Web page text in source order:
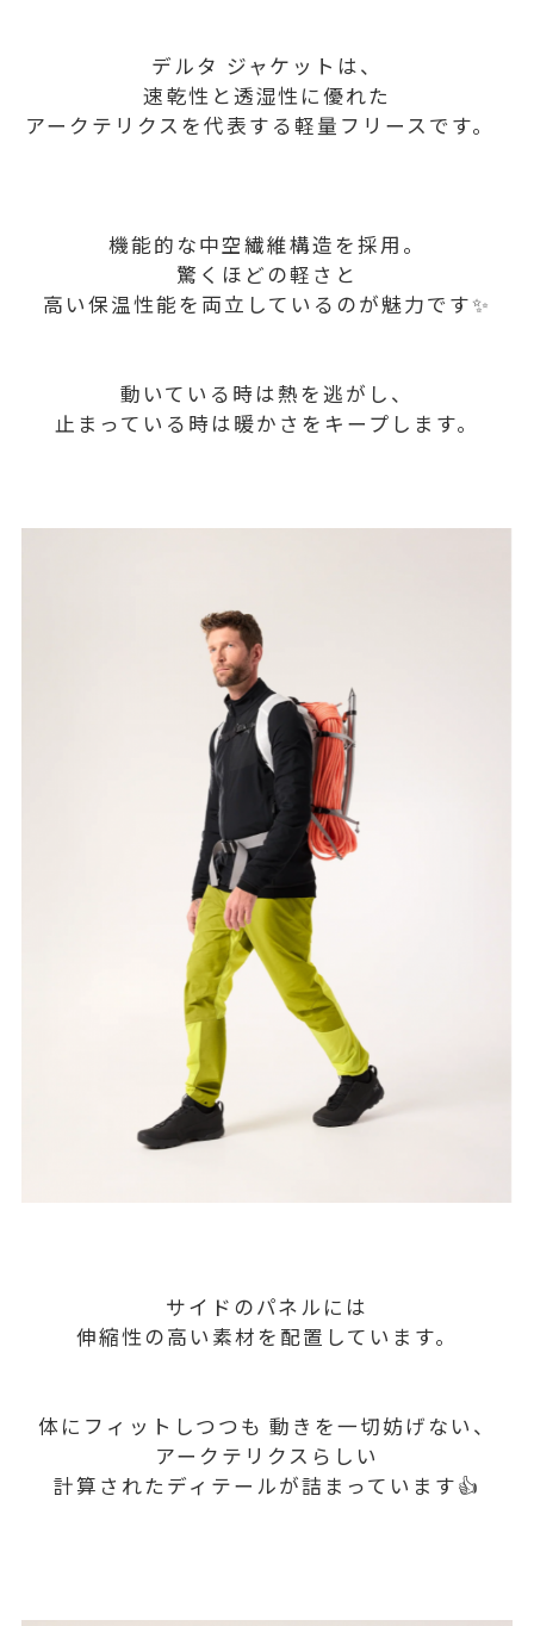
デルタ ジャケットは、
速乾性と透湿性に優れた
アークテリクスを代表する軽量フリースです。
機能的な中空繊維構造を採用。
驚くほどの軽さと
高い保温性能を両立しているのが魅力です✨
動いている時は熱を逃がし、
止まっている時は暖かさをキープします。
サイドのパネルには
伸縮性の高い素材を配置しています。
体にフィットしつつも 動きを一切妨げない、
アークテリクスらしい
計算されたディテールが詰まっています👍